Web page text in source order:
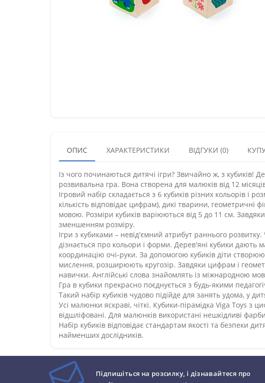
ОПИС ХАРАКТЕРИСТИКИ ВІДГУКИ (0)
Із чого починаються дитячі ігри? Звичайно ж, з кубиків!
розвивальна гра. Вона створена для малюків від 12
Ігровий набір складається з 6 кубиків різних кольорів і
кількість відповідає цифрам), дикі тварини, геометричні
мовою. Розміри кубиків варіюються від 5 до 11 см.
зменшенням розміру.
Ігри з кубиками – невід'ємний атрибут раннього
дізнається про кольори і форми. Дерев'яні кубики дають
координацію очі-руки. За допомогою кубиків діти
мислення, розширюють кругозір. Завдяки цифрам і
навички. Англійські слова знайомлять із міжнародною
Гра в кубики прекрасно поєднується з будь-якими
Такий набір кубиків чудово підійде для занять удома, у
Усі малюнки яскраві, чіткі. Кубики-пірамідка Viga Toys з
відшліфовані. Для малюнків використані нешкідливі
Набір кубиків відповідає стандартам якості та безпеки
найменших дослідників.
Підпишіться на розсилку, і дізнавайтеся про